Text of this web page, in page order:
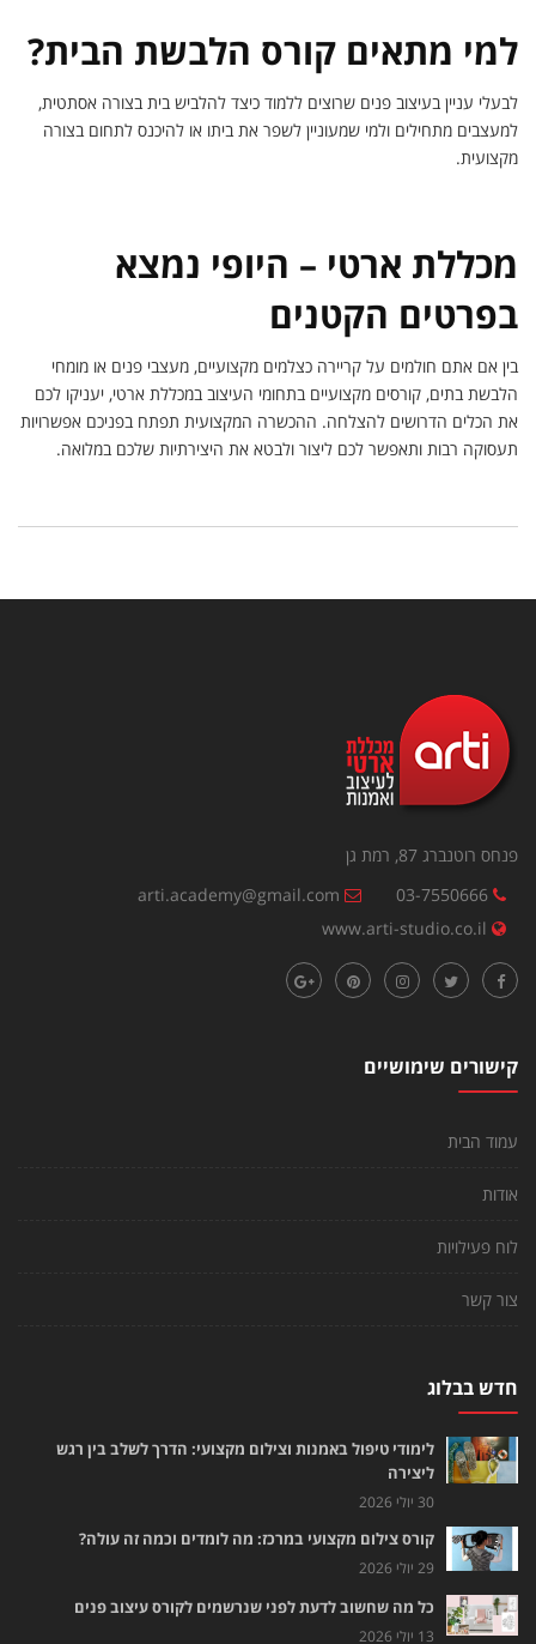
למי מתאים קורס הלבשת הבית?
לבעלי עניין בעיצוב פנים שרוצים ללמוד כיצד להלביש בית בצורה אסתטית,
למעצבים מתחילים ולמי שמעוניין לשפר את ביתו או להיכנס לתחום בצורה
מקצועית.
מכללת ארטי – היופי נמצא
בפרטים הקטנים
בין אם אתם חולמים על קריירה כצלמים מקצועיים, מעצבי פנים או מומחי
הלבשת בתים, קורסים מקצועיים בתחומי העיצוב במכללת ארטי, יעניקו לכם
את הכלים הדרושים להצלחה. ההכשרה המקצועית תפתח בפניכם אפשרויות
תעסוקה רבות ותאפשר לכם ליצור ולבטא את היצירתיות שלכם במלואה.
פנחס רוטנברג 87, רמת גן
03-7550666
arti.academy@gmail.com
www.arti-studio.co.il
קישורים שימושיים
עמוד הבית
אודות
לוח פעילויות
צור קשר
חדש בבלוג
לימודי טיפול באמנות וצילום מקצועי: הדרך לשלב בין רגש
ליצירה
30 יולי 2026
קורס צילום מקצועי במרכז: מה לומדים וכמה זה עולה?
29 יולי 2026
כל מה שחשוב לדעת לפני שנרשמים לקורס עיצוב פנים
13 יולי 2026